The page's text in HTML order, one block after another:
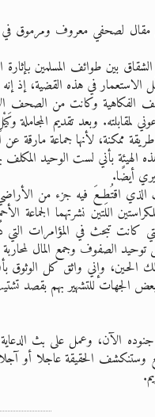
لصحفي معروف ومرموق في
بين طوائف المسلمين بإثارة
في هذه القضية، إذ إنه حاول أن يستغلني
وكانت من الصحف
لمقابلته. وبعد تقديم
ممكنة، لأنها جماعة مارقة عن
بأني لست الوحيد
أيضًا.
في الوقت الذي اقتُطِعَ فيه جزء
اللتين نشرتهما الجماعة
كانت تبحث في المؤامرات التي
الصفوف وجمع المال لمحاربة
وإني واثق كل الوثوق
الجهات للتشهير بهم بقصد
الآن، وعمل على بث الدعاية
وستنكشف الحقيقة عاجلا أو